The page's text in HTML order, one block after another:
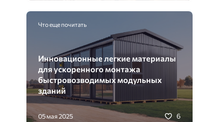
Что еще почитать
Инновационные легкие материалы
для ускоренного монтажа
быстровозводимых модульных
зданий
05 мая 2025 6